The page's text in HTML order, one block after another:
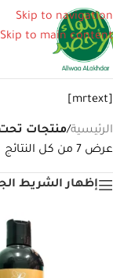
Skip to navigation
Skip to main content
[mrtext]
الرئيسية/منتجات تحت
عرض ⁦7⁩ من كل النتائج
إظهار الشريط